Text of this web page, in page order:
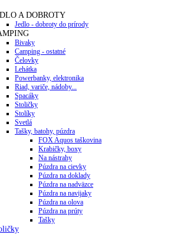
A DOBROTY
Jedlo - dobroty do prírody
Bivaky
Camping - ostatné
Čelovky
Lehátka
Powerbanky, elektronika
Riad, variče, nádoby...
Spacáky
Stoličky
Stolíky
Svetlá
Tašky, batohy, púzdra
FOX Aquos taškovina
Krabičky, boxy
Na nástrahy
Púzdra na cievky
Púzdra na doklady
Púzdra na nadväzce
Púzdra na navijaky
Púzdra na olova
Púzdra na prúty
Tašky